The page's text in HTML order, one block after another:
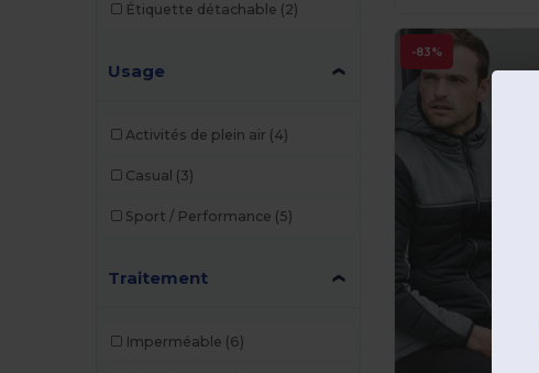
Étiquette détachable (2)
Usage
Activités de plein air (4)
Casual (3)
Sport / Performance (5)
Traitement
Imperméable (6)
-83%